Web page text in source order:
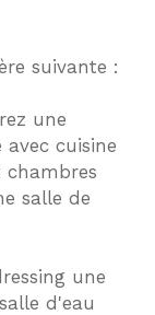
suivante :
une
cuisine
chambres
salle de
une
d'eau